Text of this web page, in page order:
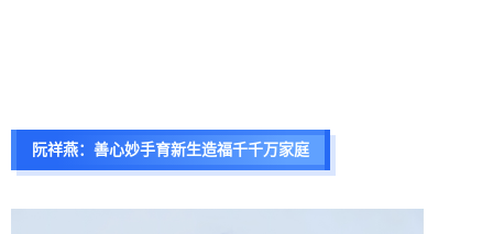
阮祥燕：善心妙手育新生造福千千万家庭